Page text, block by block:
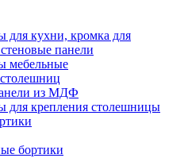
для кухни, кромка для
панели
мебельные
из МДФ
для крепления столешницы
бортики